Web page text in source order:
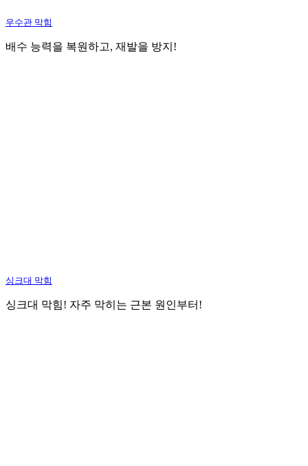
우수관 막힘
배수 능력을 복원하고, 재발을 방지!
싱크대 막힘
싱크대 막힘! 자주 막히는 근본 원인부터!